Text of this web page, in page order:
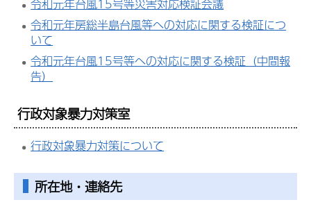
令和元年台風15号等災害対応検証会議
令和元年房総半島台風等への対応に関する検証につ
いて
令和元年台風15号等への対応に関する検証（中間報
告）
行政対象暴力対策室
行政対象暴力対策について
所在地・連絡先